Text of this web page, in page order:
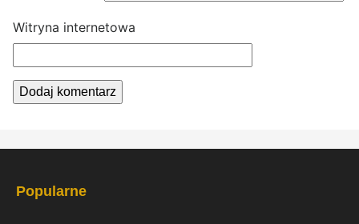
Witryna internetowa
Popularne